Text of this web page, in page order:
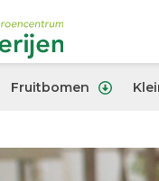
Fruitbomen